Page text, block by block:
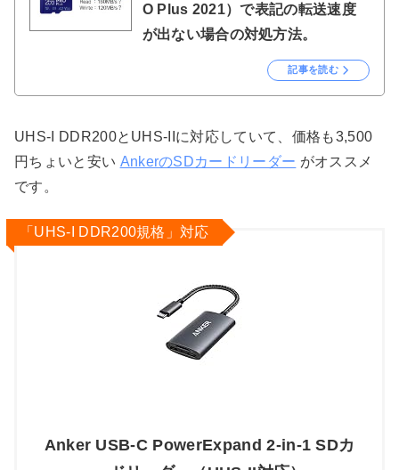
O Plus 2021）で表記の転送速度
が出ない場合の対処方法。
記事を読む
UHS-I DDR200とUHS-IIに対応していて、価格も3,500
円ちょいと安い AnkerのSDカードリーダー がオススメ
です。
Anker USB-C PowerExpand 2-in-1 SDカ
「UHS-I DDR200規格」対応